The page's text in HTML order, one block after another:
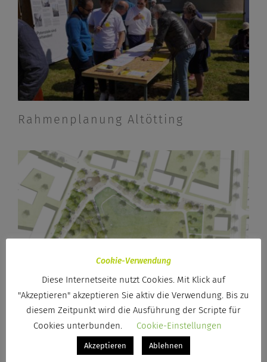
Rahmenplanung Altötting
Vom Wort zum Ort
Cookie-Verwendung
Diese Internetseite nutzt Cookies. Mit Klick auf
"Akzeptieren" akzeptieren Sie aktiv die Verwendung. Bis zu
diesem Zeitpunkt wird die Ausführung der Scripte für
Cookies unterbunden.
Cookie-Einstellungen
Akzeptieren Ablehnen